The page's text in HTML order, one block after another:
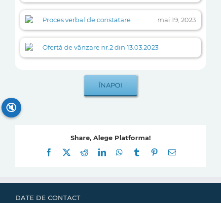
Proces verbal de constatare mai 19, 2023
Ofertă de vânzare nr.2 din 13.03.2023
Share, Alege Platforma!
Facebook
RedditLinkedInWhatsApp
Tumblr Pinterest
E-
DATE DE CONTACT
🔇